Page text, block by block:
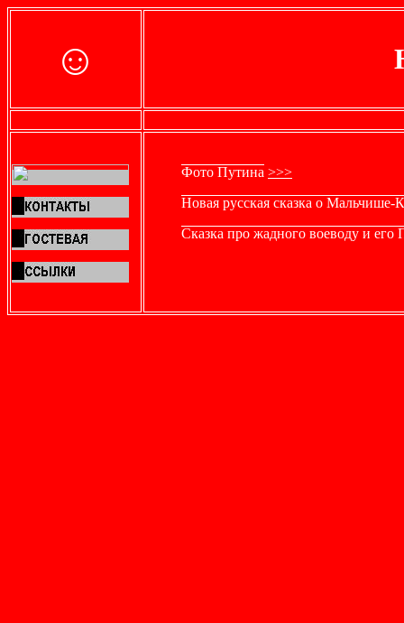
☺
Фото Путина >>>
Новая русская сказка о Мальчише-
Сказка про жадного воеводу и его